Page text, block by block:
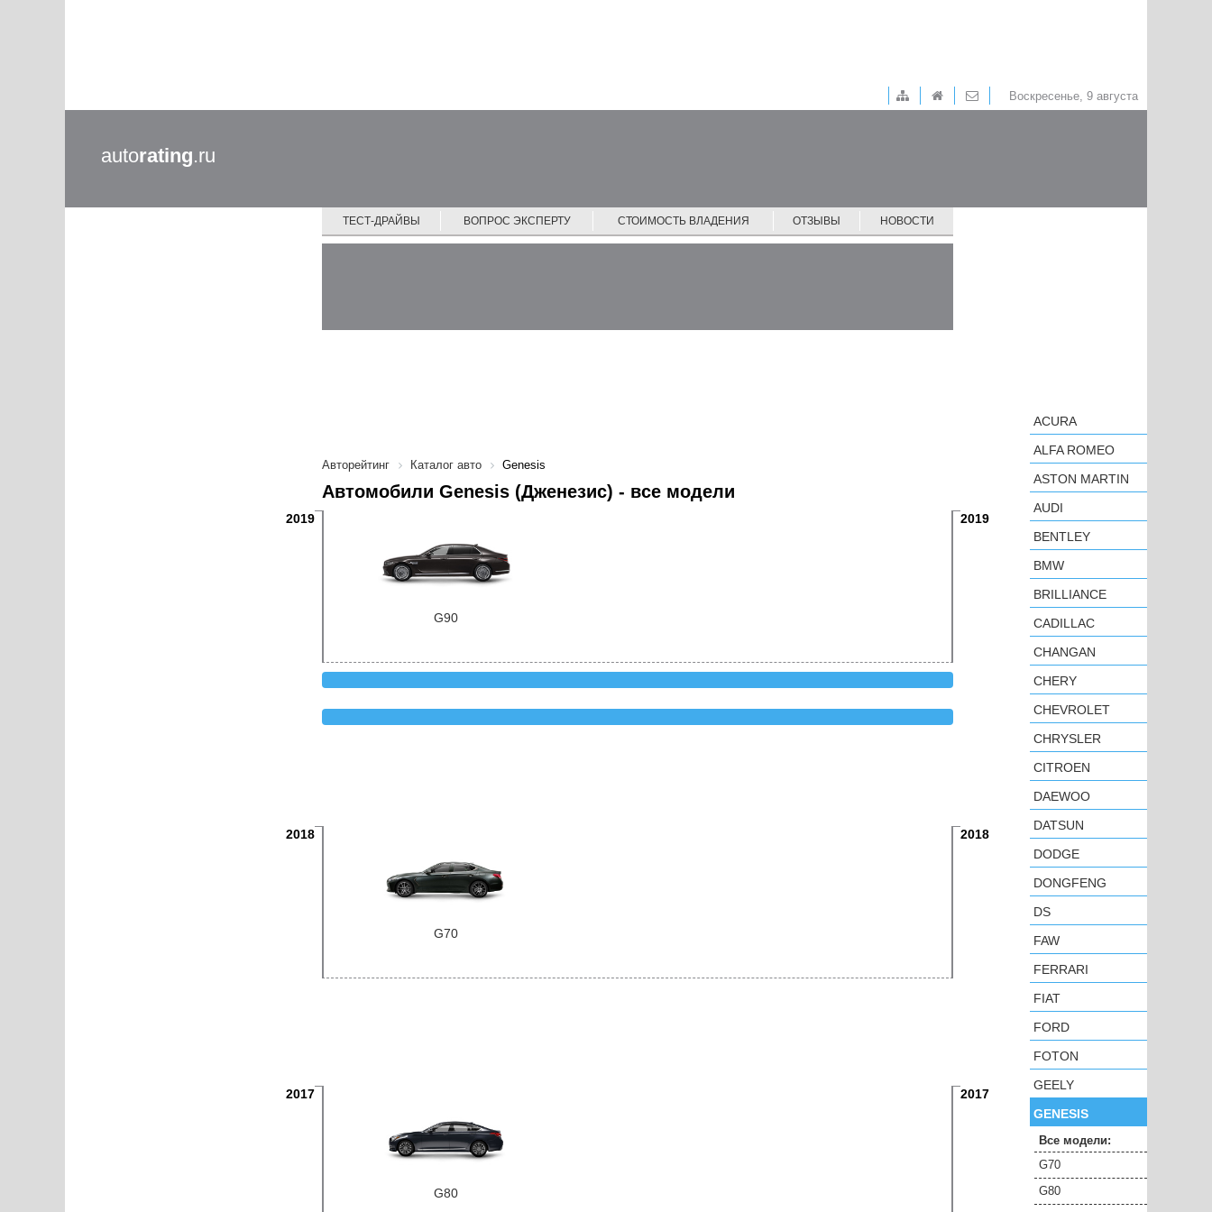
Воскресенье, 9 августа
autorating.ru
ТЕСТ-ДРАЙВЫ ВОПРОС ЭКСПЕРТУ СТОИМОСТЬ ВЛАДЕНИЯ ОТЗЫВЫ НОВОСТИ
Авторейтинг Каталог авто Genesis
Автомобили Genesis (Дженезис) - все модели
2019 2019
G90
2018 2018
G70
2017 2017
G80
ACURA
ALFA ROMEO
ASTON MARTIN
AUDI
BENTLEY
BMW
BRILLIANCE
CADILLAC
CHANGAN
CHERY
CHEVROLET
CHRYSLER
CITROEN
DAEWOO
DATSUN
DODGE
DONGFENG
DS
FAW
FERRARI
FIAT
FORD
FOTON
GEELY
GENESIS
Все модели:
G70
G80